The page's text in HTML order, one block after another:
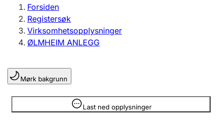
Enkeltpersonforetak
Registrere, endre, slette
Lag og forening
Registrere, endre, slette
Forsiden
Registersøk
Virksomhetsopplysninger
ØLMHEIM ANLEGG
Mørk bakgrunn
Last ned opplysninger
Opplysninger er skjult